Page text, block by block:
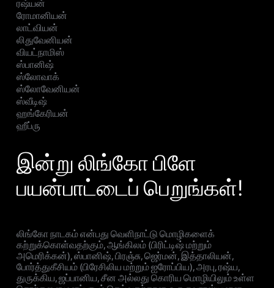
ரஷ்யன்
ரோமானியன்
லாட்வியன்
லிதுவேனியன்
வியட்நாமிஸ்
ஸ்பானிஷ்
ஸ்லோவாக்
ஸ்லோவேனியன்
ஸ்வீடிஷ்
ஹங்கேரியன்
ஹீப்ரு
இன்று லிங்கோ பிளே
பயன்பாட்டைப் பெறுங்கள்!
லிங்கோ நாடகம் என்பது வெளிநாட்டு மொழிகளைக்
கற்றுக்கொள்வதற்கும், ஆங்கிலம் (பிரிட்டிஷ் மற்றும்
அமெரிக்கன்), ஸ்பானிஷ், பிரஞ்சு, ஜெர்மன், இத்தாலியன்,
போர்த்துகீசியம் (பிரேசிலிய மற்றும் ஐரோப்பிய), அரபு, ரஷ்ய,
துருக்கிய, ஜப்பானிய, சீன அல்லது கொரிய மொழியிலும் உள்ள